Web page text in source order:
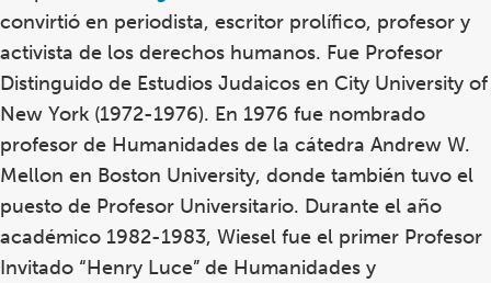
convirtió en periodista, escritor prolífico, profesor y
activista de los derechos humanos. Fue Profesor
Distinguido de Estudios Judaicos en City University of
New York (1972-1976). En 1976 fue nombrado
profesor de Humanidades de la cátedra Andrew W.
Mellon en Boston University, donde también tuvo el
puesto de Profesor Universitario. Durante el año
académico 1982-1983, Wiesel fue el primer Profesor
Invitado “Henry Luce” de Humanidades y